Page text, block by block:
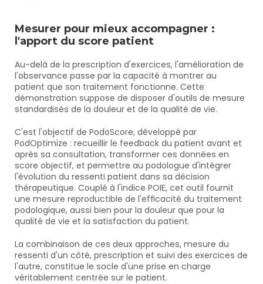
Mesurer pour mieux accompagner :
l'apport du score patient
Au-delà de la prescription d'exercices, l'amélioration de
l'observance passe par la capacité à montrer au
patient que son traitement fonctionne. Cette
démonstration suppose de disposer d'outils de mesure
standardisés de la douleur et de la qualité de vie.
C'est l'objectif de PodoScore, développé par
PodOptimize : recueillir le feedback du patient avant et
après sa consultation, transformer ces données en
score objectif, et permettre au podologue d'intégrer
l'évolution du ressenti patient dans sa décision
thérapeutique. Couplé à l'indice POIE, cet outil fournit
une mesure reproductible de l'efficacité du traitement
podologique, aussi bien pour la douleur que pour la
qualité de vie et la satisfaction du patient.
La combinaison de ces deux approches, mesure du
ressenti d'un côté, prescription et suivi des exercices de
l'autre, constitue le socle d'une prise en charge
véritablement centrée sur le patient.